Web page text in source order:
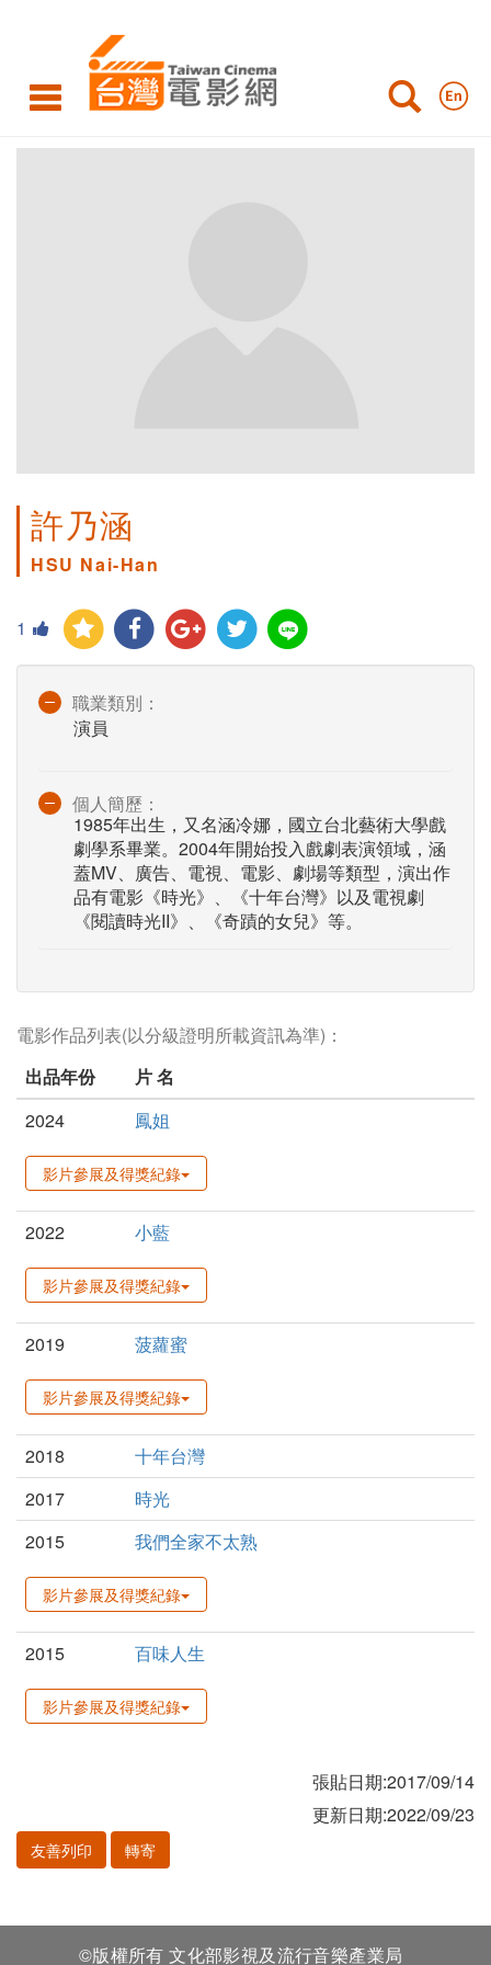
許乃涵
HSU Nai-Han
1
職業類別：
演員
個人簡歷：
1985年出生，又名涵冷娜，國立台北藝術大學戲
劇學系畢業。2004年開始投入戲劇表演領域，涵
蓋MV、廣告、電視、電影、劇場等類型，演出作
品有電影《時光》、《十年台灣》以及電視劇
《閱讀時光II》、《奇蹟的女兒》等。
電影作品列表(以分級證明所載資訊為準)：
出品年份
片 名
2024
鳳姐
影片參展及得獎紀錄
2022 小藍
影片參展及得獎紀錄
2019 菠蘿蜜
影片參展及得獎紀錄
2018
十年台灣
2017
時光
2015
我們全家不太熟
影片參展及得獎紀錄
2015 百味人生
影片參展及得獎紀錄
張貼日期:2017/09/14
更新日期:2022/09/23
友善列印 轉寄
©版權所有 文化部影視及流行音樂產業局